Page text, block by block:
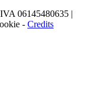
06145480635 |
- Credits